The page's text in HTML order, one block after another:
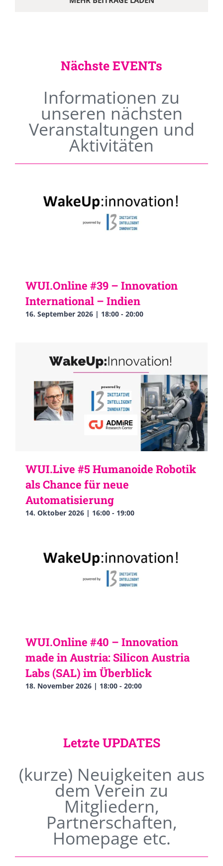
Nächste EVENTs
Informationen zu
unseren nächsten
Veranstaltungen und
Aktivitäten
WUI.Online #39 – Innovation
International – Indien
16. September 2026 | 18:00 - 20:00
WUI.Live #5 Humanoide Robotik
als Chance für neue
Automatisierung
14. Oktober 2026 | 16:00 - 19:00
WUI.Online #40 – Innovation
made in Austria: Silicon Austria
Labs (SAL) im Überblick
18. November 2026 | 18:00 - 20:00
Letzte UPDATES
(kurze) Neuigkeiten aus
dem Verein zu
Mitgliedern,
Partnerschaften,
Homepage etc.